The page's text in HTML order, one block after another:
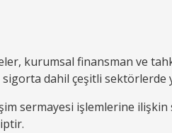
kurumsal finansman ve
dahil çeşitli
sermayesi işlemlerine